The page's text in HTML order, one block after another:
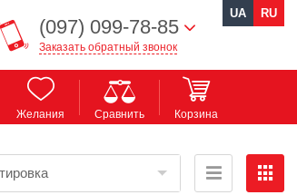
(097) 099-78-85
Заказать обратный звонок
UA RU
Желания Сравнить Корзина